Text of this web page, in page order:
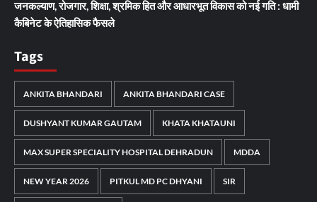
जनकल्याण, रोजगार, शिक्षा, श्रमिक हित और आधारभूत विकास को नई गति : धामी
कैबिनेट के ऐतिहासिक फैसले
Tags
ANKITA BHANDARI ANKITA BHANDARI CASE
DUSHYANT KUMAR GAUTAM KHATA KHATAUNI
MAX SUPER SPECIALITY HOSPITAL DEHRADUN MDDA
NEW YEAR 2026 PITKUL MD PC DHYANI SIR